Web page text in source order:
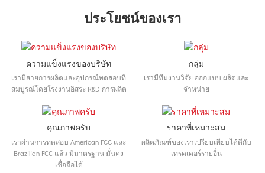
ประโยชน์ของเรา
ความแข็งแรงของบริษัท
เรามีสายการผลิตและอุปกรณ์ทดสอบที่
สมบูรณ์โดยโรงงานอิสระ R&D การผลิต
กลุ่ม
เรามีทีมงานวิจัย ออกแบบ ผลิตและ
จำหน่าย
คุณภาพครับ
เราผ่านการทดสอบ American FCC และ
Brazilian FCC แล้ว มีมาตรฐาน มั่นคง
เชื่อถือได้
ราคาที่เหมาะสม
ผลิตภัณฑ์ของเราเปรียบเทียบได้ดีกับ
เทรดเดอร์รายอื่น